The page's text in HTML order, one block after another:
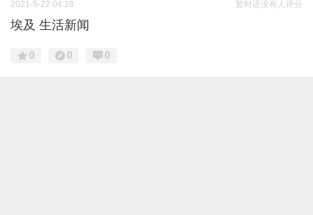
2021-5-22 04:28 暂时还没有人评分
埃及 生活新闻
0 0 0